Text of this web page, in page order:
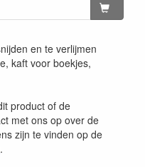
en te verlijmen
kaft voor boekjes,
product of de
met ons op over de
zijn te vinden op de
.